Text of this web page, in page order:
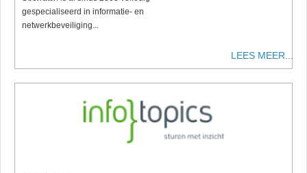
gespecialiseerd in informatie- en
netwerkbeveiliging...
LEES MEER...